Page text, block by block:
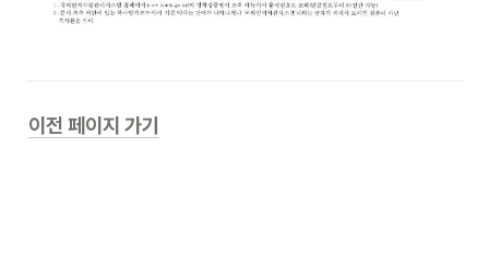
이전 페이지 가기